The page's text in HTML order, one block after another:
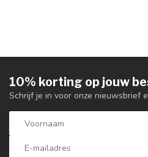
10% korting op jouw
Schrijf je in voor onze nieuwsbrief